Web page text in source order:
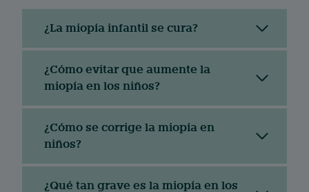
¿La miopía infantil se cura?
¿Cómo evitar que aumente la
miopía en los niños?
¿Cómo se corrige la miopía en
niños?
¿Qué tan grave es la miopía en los